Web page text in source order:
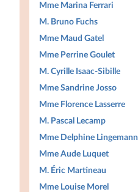
Mme Marina Ferrari
M. Bruno Fuchs
Mme Maud Gatel
Mme Perrine Goulet
M. Cyrille Isaac-Sibille
Mme Sandrine Josso
Mme Florence Lasserre
M. Pascal Lecamp
Mme Delphine Lingemann
Mme Aude Luquet
M. Éric Martineau
Mme Louise Morel